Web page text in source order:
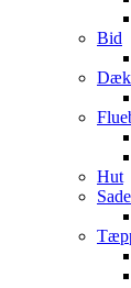
Bid
Hut